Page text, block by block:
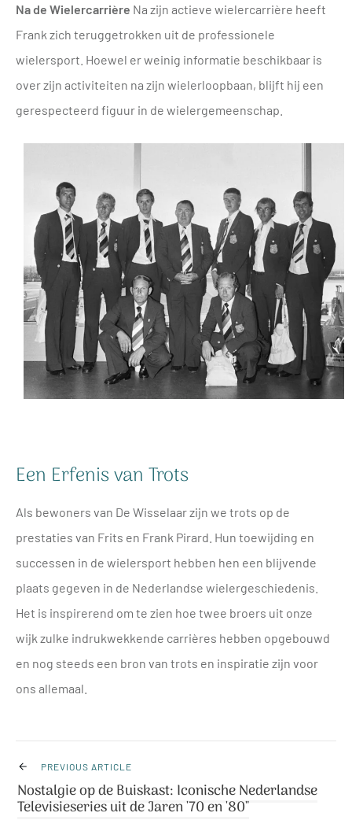
Na de Wielercarrière Na zijn actieve wielercarrière heeft
Frank zich teruggetrokken uit de professionele
wielersport. Hoewel er weinig informatie beschikbaar is
over zijn activiteiten na zijn wielerloopbaan, blijft hij een
gerespecteerd figuur in de wielergemeenschap.
Een Erfenis van Trots
Als bewoners van De Wisselaar zijn we trots op de
prestaties van Frits en Frank Pirard. Hun toewijding en
successen in de wielersport hebben hen een blijvende
plaats gegeven in de Nederlandse wielergeschiedenis.
Het is inspirerend om te zien hoe twee broers uit onze
wijk zulke indrukwekkende carrières hebben opgebouwd
en nog steeds een bron van trots en inspiratie zijn voor
ons allemaal.
PREVIOUS ARTICLE
Nostalgie op de Buiskast: Iconische Nederlandse
Televisieseries uit de Jaren '70 en '80"